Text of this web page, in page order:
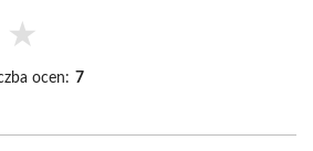
★
ocen: 7